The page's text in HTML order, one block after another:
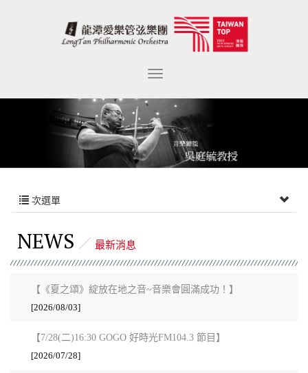
次選單
NEWS 最新消息
【《夏之頌》綻放在地之音~音樂會圓滿成功！】
[2026/08/03]
【7/28(二)16:30 GOGO 好時光FM104.3 節目】
[2026/07/28]